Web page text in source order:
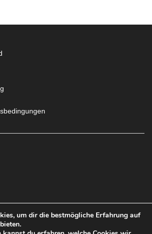
um dir die bestmögliche Erfahrung auf